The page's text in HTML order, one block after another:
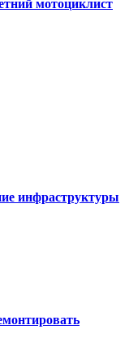
мотоциклист
инфраструктуры